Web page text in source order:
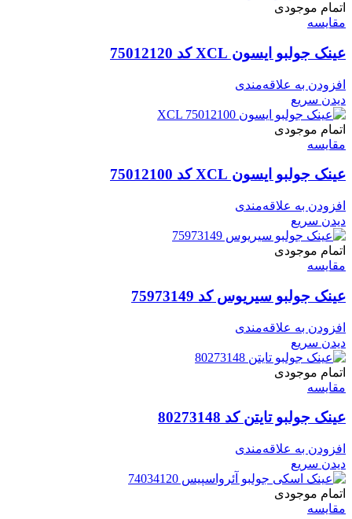
اتمام موجودی
مقایسه
عینک جولبو ایسون XCL کد 75012120
افزودن به علاقه‌مندی
دیدن سریع
اتمام موجودی
مقایسه
عینک جولبو ایسون XCL کد 75012100
افزودن به علاقه‌مندی
دیدن سریع
اتمام موجودی
مقایسه
عینک جولبو سیریوس کد 75973149
افزودن به علاقه‌مندی
دیدن سریع
اتمام موجودی
مقایسه
عینک جولبو تایتن کد 80273148
افزودن به علاقه‌مندی
دیدن سریع
اتمام موجودی
مقایسه